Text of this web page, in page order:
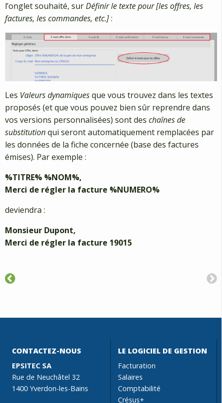
l’onglet souhaité, surDéfinir le texte pour [les offres, les
factures, les commandes, etc.]:
Les Valeurs dynamiquesque vous trouvez dans les textes
proposés (et que vous pouvez bien sûr reprendre dans
vos versions personnalisées) sont des chaînes de
substitutionqui seront automatiquement remplacées par
les données de la fiche concernée (base des factures
émises). Par exemple :
%TITRE% %NOM%,
Merci de régler la facture %NUMERO%
deviendra :
Monsieur Dupont,
Merci de régler la facture 19015
CONTACTEZ-NOUS
EPSITEC SA
Rue de Neuchâtel 32
1400 Yverdon-les-Bains
LE LOGICIEL DE GESTION
Facturation
Salaires
Comptabilité
Crésus+